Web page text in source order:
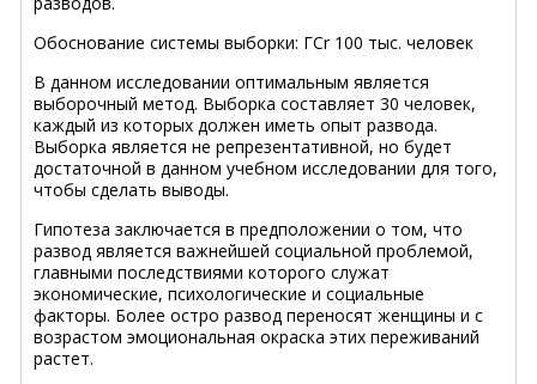
Обоснование системы выборки: ГСr 100 тыс. человек
В данном исследовании оптимальным является
выборочный метод. Выборка составляет 30 человек,
каждый из которых должен иметь опыт развода.
Выборка является не репрезентативной, но будет
достаточной в данном учебном исследовании для того,
чтобы сделать выводы.
Гипотеза заключается в предположении о том, что
развод является важнейшей социальной проблемой,
главными последствиями которого служат
экономические, психологические и социальные
факторы. Более остро развод переносят женщины и с
возрастом эмоциональная окраска этих переживаний
растет.